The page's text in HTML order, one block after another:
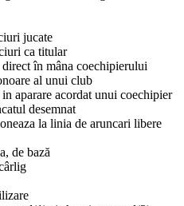
jucate
ca titular
în mâna coechipierului
al unui club
aparare acordat unui coechipier
desemnat
la linia de aruncari libere
de bază